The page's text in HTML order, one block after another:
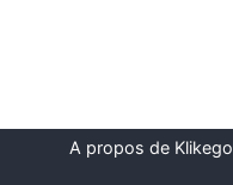
A propos de Klikego